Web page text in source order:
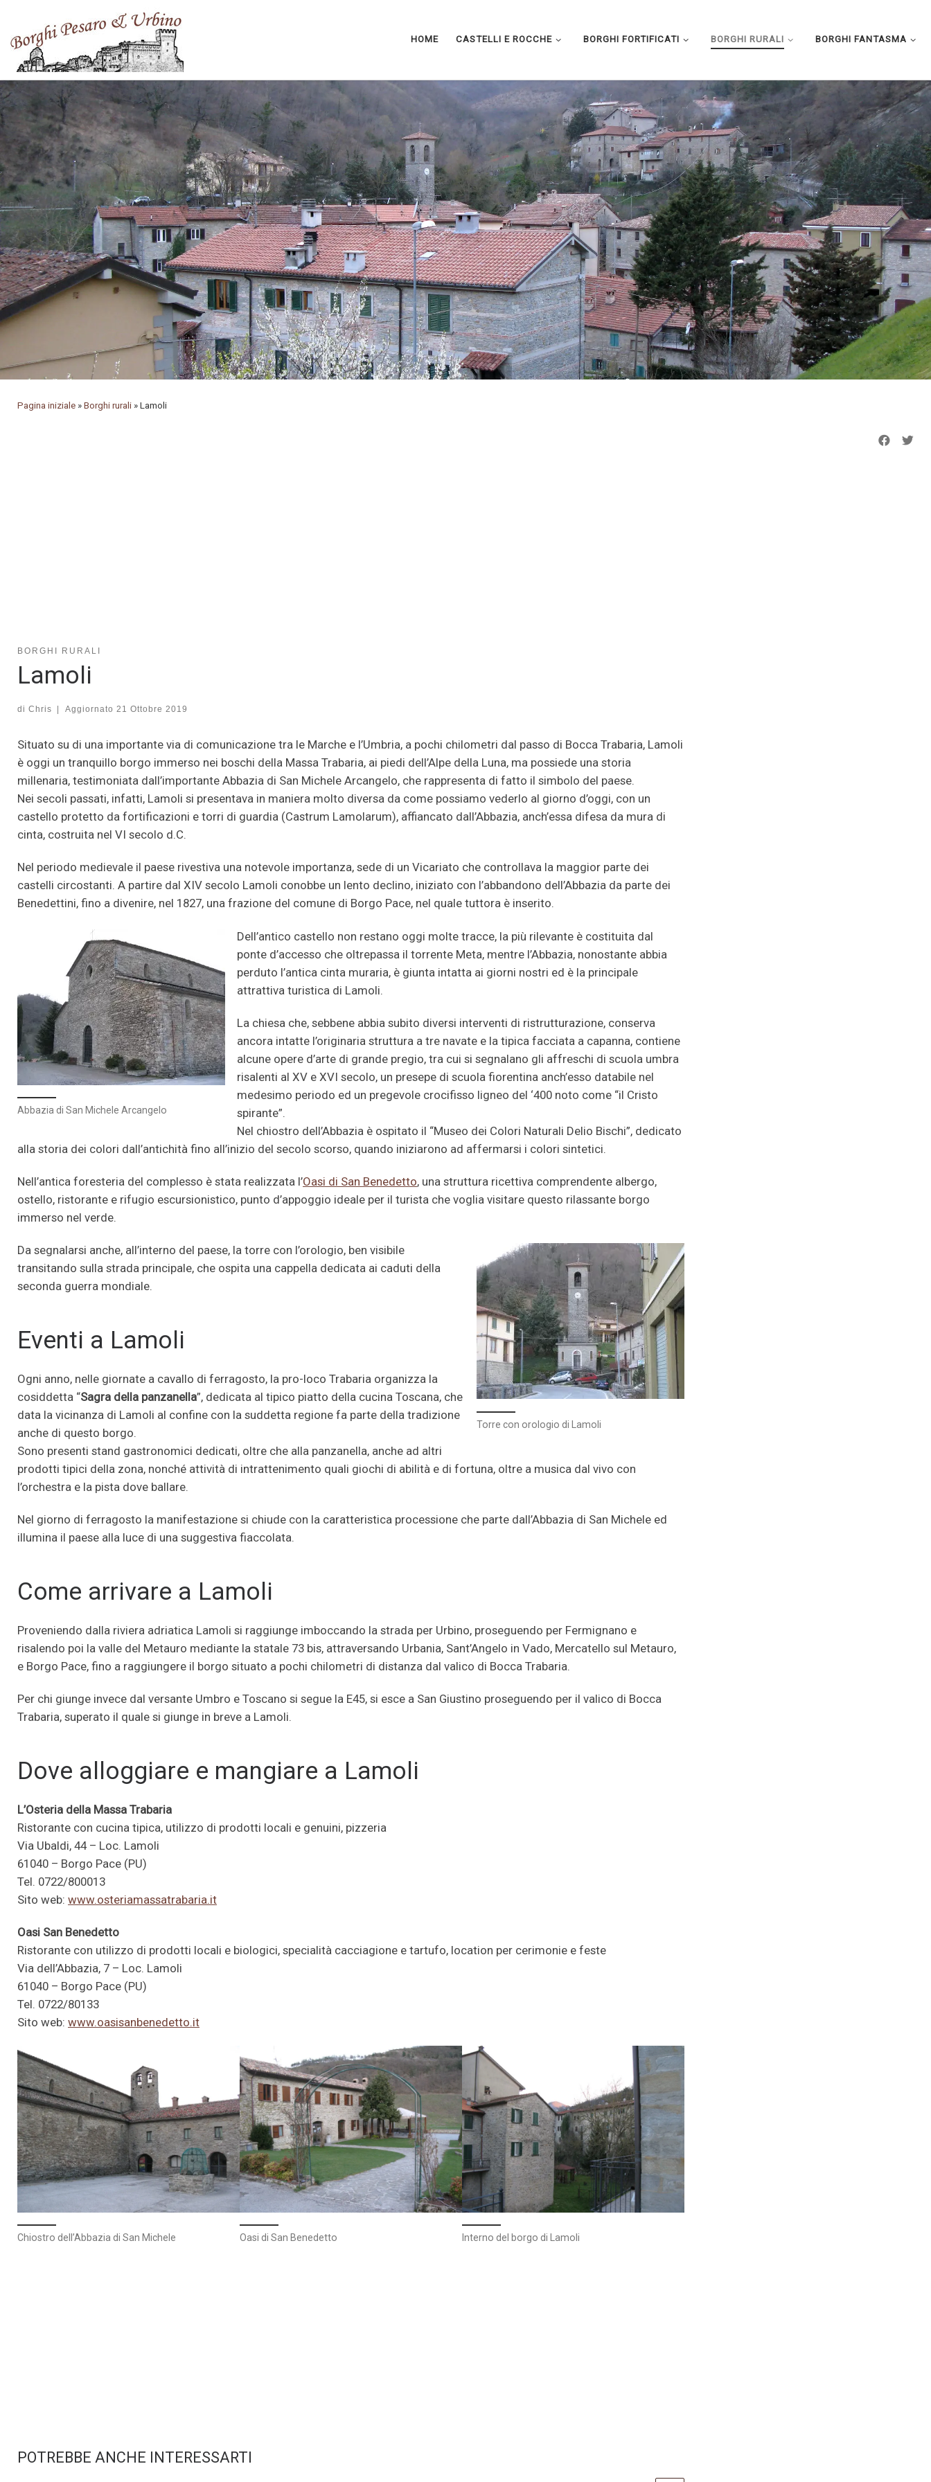
Passa al contenuto
HOME CASTELLI E ROCCHE BORGHI FORTIFICATI BORGHI RURALI BORGHI FANTASMA
Pagina iniziale » Borghi rurali » Lamoli
BORGHI RURALI
Lamoli
di Chris Aggiornato 21 Ottobre 2019
Situato su di una importante via di comunicazione tra le Marche e l’Umbria, a pochi chilometri dal passo di Bocca Trabaria, Lamoli
è oggi un tranquillo borgo immerso nei boschi della Massa Trabaria, ai piedi dell’Alpe della Luna, ma possiede una storia
millenaria, testimoniata dall’importante Abbazia di San Michele Arcangelo, che rappresenta di fatto il simbolo del paese.
Nei secoli passati, infatti, Lamoli si presentava in maniera molto diversa da come possiamo vederlo al giorno d’oggi, con un
castello protetto da fortificazioni e torri di guardia (Castrum Lamolarum), affiancato dall’Abbazia, anch’essa difesa da mura di
cinta, costruita nel VI secolo d.C.
Nel periodo medievale il paese rivestiva una notevole importanza, sede di un Vicariato che controllava la maggior parte dei
castelli circostanti. A partire dal XIV secolo Lamoli conobbe un lento declino, iniziato con l’abbandono dell’Abbazia da parte dei
Benedettini, fino a divenire, nel 1827, una frazione del comune di Borgo Pace, nel quale tuttora è inserito.
Abbazia di San Michele Arcangelo
Dell’antico castello non restano oggi molte tracce, la più rilevante è costituita dal
ponte d’accesso che oltrepassa il torrente Meta, mentre l’Abbazia, nonostante abbia
perduto l’antica cinta muraria, è giunta intatta ai giorni nostri ed è la principale
attrattiva turistica di Lamoli.
La chiesa che, sebbene abbia subito diversi interventi di ristrutturazione, conserva
ancora intatte l’originaria struttura a tre navate e la tipica facciata a capanna, contiene
alcune opere d’arte di grande pregio, tra cui si segnalano gli affreschi di scuola umbra
risalenti al XV e XVI secolo, un presepe di scuola fiorentina anch’esso databile nel
medesimo periodo ed un pregevole crocifisso ligneo del ‘400 noto come “il Cristo
spirante”.
Nel chiostro dell’Abbazia è ospitato il “Museo dei Colori Naturali Delio Bischi”, dedicato
alla storia dei colori dall’antichità fino all’inizio del secolo scorso, quando iniziarono ad affermarsi i colori sintetici.
Nell’antica foresteria del complesso è stata realizzata l’Oasi di San Benedetto, una struttura ricettiva comprendente albergo,
ostello, ristorante e rifugio escursionistico, punto d’appoggio ideale per il turista che voglia visitare questo rilassante borgo
immerso nel verde.
Torre con orologio di Lamoli
Da segnalarsi anche, all’interno del paese, la torre con l’orologio, ben visibile
transitando sulla strada principale, che ospita una cappella dedicata ai caduti della
seconda guerra mondiale.
Eventi a Lamoli
Ogni anno, nelle giornate a cavallo di ferragosto, la pro-loco Trabaria organizza la
cosiddetta “Sagra della panzanella”, dedicata al tipico piatto della cucina Toscana, che
data la vicinanza di Lamoli al confine con la suddetta regione fa parte della tradizione
anche di questo borgo.
Sono presenti stand gastronomici dedicati, oltre che alla panzanella, anche ad altri
prodotti tipici della zona, nonché attività di intrattenimento quali giochi di abilità e di fortuna, oltre a musica dal vivo con
l’orchestra e la pista dove ballare.
Nel giorno di ferragosto la manifestazione si chiude con la caratteristica processione che parte dall’Abbazia di San Michele ed
illumina il paese alla luce di una suggestiva fiaccolata.
Come arrivare a Lamoli
Proveniendo dalla riviera adriatica Lamoli si raggiunge imboccando la strada per Urbino, proseguendo per Fermignano e
risalendo poi la valle del Metauro mediante la statale 73 bis, attraversando Urbania, Sant’Angelo in Vado, Mercatello sul Metauro,
e Borgo Pace, fino a raggiungere il borgo situato a pochi chilometri di distanza dal valico di Bocca Trabaria.
Per chi giunge invece dal versante Umbro e Toscano si segue la E45, si esce a San Giustino proseguendo per il valico di Bocca
Trabaria, superato il quale si giunge in breve a Lamoli.
Dove alloggiare e mangiare a Lamoli
L’Osteria della Massa Trabaria
Ristorante con cucina tipica, utilizzo di prodotti locali e genuini, pizzeria
Via Ubaldi, 44 – Loc. Lamoli
61040 – Borgo Pace (PU)
Tel. 0722/800013
Sito web: www.osteriamassatrabaria.it
Oasi San Benedetto
Ristorante con utilizzo di prodotti locali e biologici, specialità cacciagione e tartufo, location per cerimonie e feste
Via dell’Abbazia, 7 – Loc. Lamoli
61040 – Borgo Pace (PU)
Tel. 0722/80133
Sito web: www.oasisanbenedetto.it
Chiostro dell’Abbazia di San Michele Oasi di San Benedetto Interno del borgo di Lamoli
POTREBBE ANCHE INTERESSARTI